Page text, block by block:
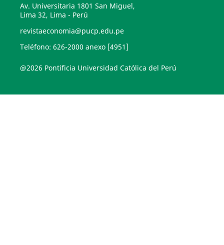
Av. Universitaria 1801 San Miguel,
Lima 32, Lima - Perú
revistaeconomia@pucp.edu.pe
Teléfono: 626-2000 anexo [4951]
@2026 Pontificia Universidad Católica del Perú